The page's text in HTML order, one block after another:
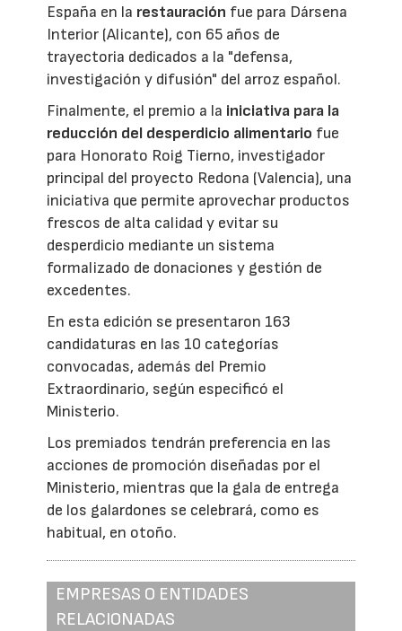
España en la restauración fue para Dársena
Interior (Alicante), con 65 años de
trayectoria dedicados a la "defensa,
investigación y difusión" del arroz español.
Finalmente, el premio a la iniciativa para la
reducción del desperdicio alimentario fue
para Honorato Roig Tierno, investigador
principal del proyecto Redona (Valencia), una
iniciativa que permite aprovechar productos
frescos de alta calidad y evitar su
desperdicio mediante un sistema
formalizado de donaciones y gestión de
excedentes.
En esta edición se presentaron 163
candidaturas en las 10 categorías
convocadas, además del Premio
Extraordinario, según especificó el
Ministerio.
Los premiados tendrán preferencia en las
acciones de promoción diseñadas por el
Ministerio, mientras que la gala de entrega
de los galardones se celebrará, como es
habitual, en otoño.
EMPRESAS O ENTIDADES
RELACIONADAS